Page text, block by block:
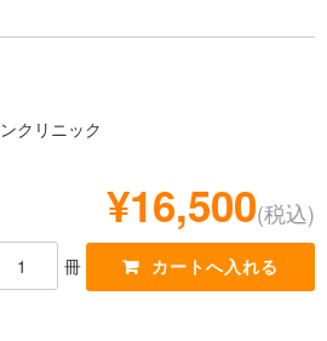
クリニック
¥16,500(税込)
冊